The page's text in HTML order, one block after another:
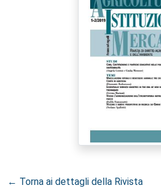
← Torna ai dettagli della Rivista